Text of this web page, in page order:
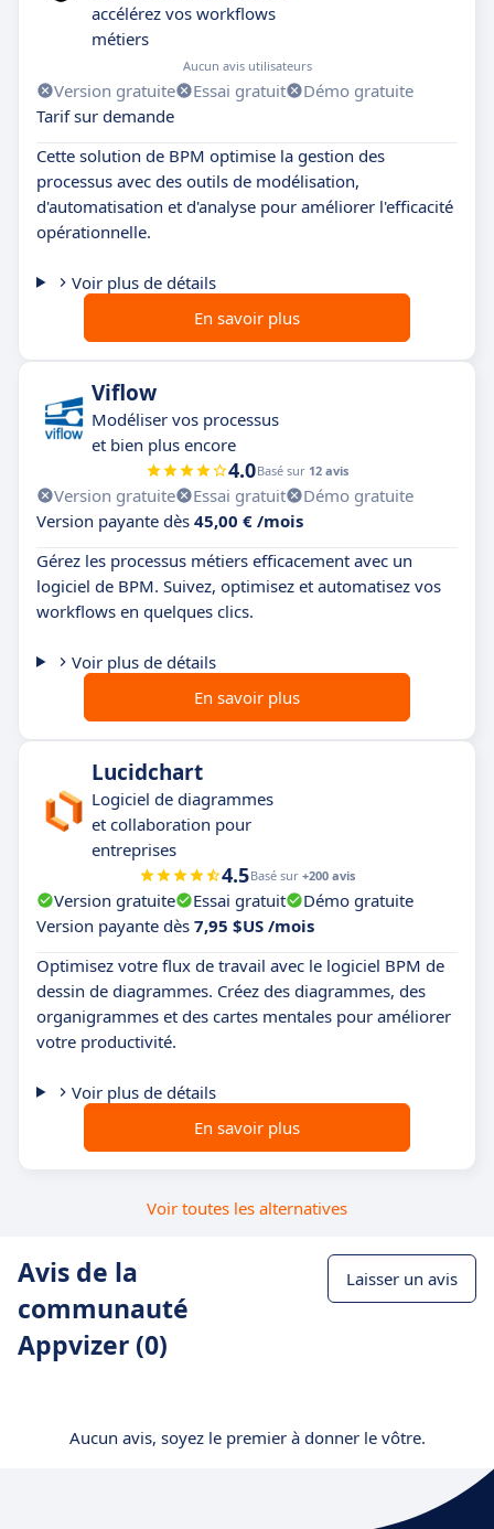
accélérez vos workflows
métiers
Aucun avis utilisateurs
Version gratuite Essai gratuit
Démo gratuite
Tarif sur demande
Cette solution de BPM optimise la gestion des
processus avec des outils de modélisation,
d'automatisation et d'analyse pour améliorer l'efficacité
opérationnelle.
Voir plus de détails
En savoir plus
Viflow
Modéliser vos processus
et bien plus encore
4.0Basé sur 12 avis
Version gratuite Essai gratuit
Démo gratuite
Version payante dès 45,00 € /mois
Gérez les processus métiers efficacement avec un
logiciel de BPM. Suivez, optimisez et automatisez vos
workflows en quelques clics.
Voir plus de détails
En savoir plus
Lucidchart
Logiciel de diagrammes
et collaboration pour
entreprises
4.5Basé sur +200 avis
Version gratuite Essai gratuit
Démo gratuite
Version payante dès 7,95 $US /mois
Optimisez votre flux de travail avec le logiciel BPM de
dessin de diagrammes. Créez des diagrammes, des
organigrammes et des cartes mentales pour améliorer
votre productivité.
Voir plus de détails
En savoir plus
Voir toutes les alternatives
Avis de la
communauté
Appvizer (0)
Laisser un avis
Aucun avis, soyez le premier à donner le vôtre.